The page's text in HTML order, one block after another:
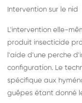
Intervention sur le nid
L'intervention elle-
produit insecticide
l'aide d'une perche
configuration. Le
spécifique aux
guêpes étant donné